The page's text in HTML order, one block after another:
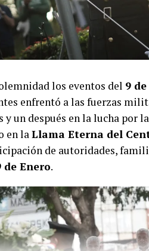
los eventos del 9
enfrentó a las fuerzas
un después en la lucha por
en la Llama Eterna del
de autoridades,
Enero.